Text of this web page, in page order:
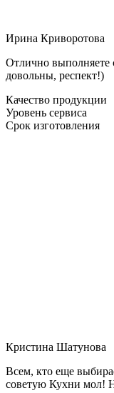
Ирина Криворотова
Отлично выполняете
довольны, респект!)
Качество продукции
Уровень сервиса
Срок изготовления
Кристина Шатунова
Всем, кто еще
советую Кухни мол!